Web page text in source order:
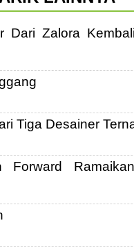
Dari Zalora
Tiga Desainer
Forward